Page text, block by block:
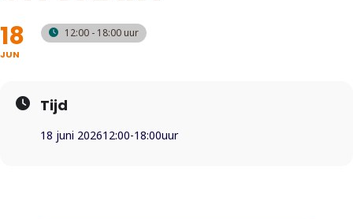
18
JUN
12:00 - 18:00
Tijd
18 juni 202612:00-18:00